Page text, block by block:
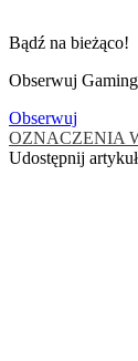
Bądź na bieżąco!
Obserwuj
Obserwuj
OZNACZENIA
Udostępnij